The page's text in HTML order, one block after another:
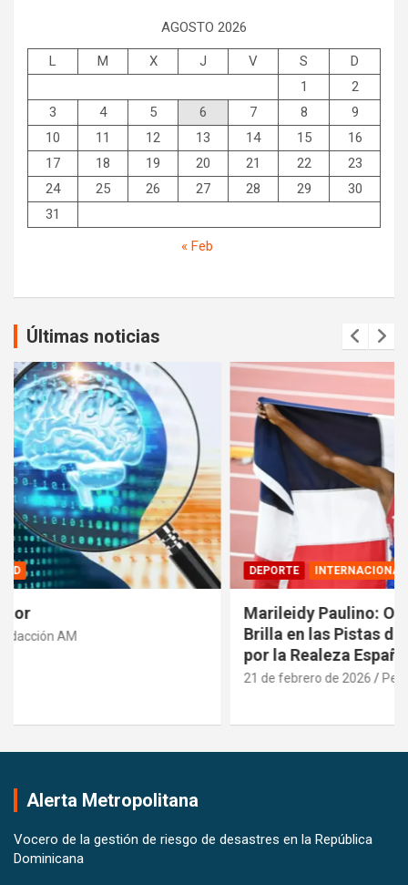
AGOSTO 2026
L M X J V S
D
1
2
3
4 5 6 7 8
9
10
11 12 13 14 15
16
17
18 19 20 21 22
23
24
25 26 27 28 29
30
31
« Feb
Últimas noticias
DEPORTE INTERNACIONALES
Marileidy Paulino: Orgullo Dominicano que
Brilla en las Pistas del Mundo y es Reconocida
Pedro Santana
Alerta Metropolitana
Vocero de la gestión de riesgo de desastres en la República
Dominicana